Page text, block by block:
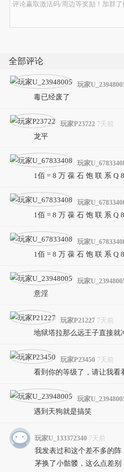
评论赢取激活码/周边等奖励！加群了
全部评论
玩家
毒已经废了
玩家P23722 7天前
龙平
玩家
1佰 = 8 万 葆 石 饱 联 系 Q
玩家
1佰 = 8 万 葆 石 饱 联 系 Q
玩家
1佰 = 8 万 葆 石 饱 联 系 Q
玩家
意淫
玩家P21227 7天前
地狱塔拉那么远王子直接就
玩家P23450 7天前
看到你的等级了，请让我看
玩家
遇到天狗就是搞笑
玩家U_133372340 7天前
我发表过和这个差不多的
茅换了小骷髅，这么点差别